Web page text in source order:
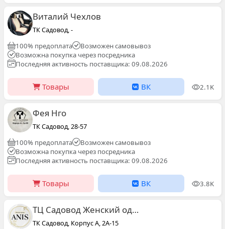
Виталий Чехлов
ТК Садовод, -
100% предоплата
Возможен самовывоз
Возможна покупка через посредника
Последняя активность поставщика: 09.08.2026
Товары ВК 2.1K
Фея Нго
ТК Садовод, 28-57
100% предоплата
Возможен самовывоз
Возможна покупка через посредника
Последняя активность поставщика: 09.08.2026
Товары ВК 3.8K
ТЦ Садовод Женский одежда А-2А-11 Aнис
ТК Садовод, Корпус А, 2A-15